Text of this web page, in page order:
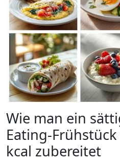
Wie man ein
Eating-
kcal zubereitet